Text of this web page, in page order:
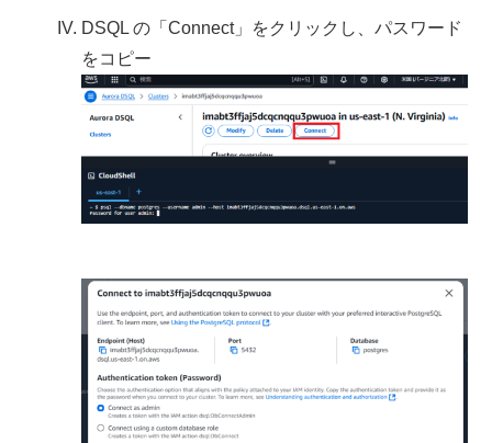
DSQL の「Connect」をクリックし、パスワード
をコピー